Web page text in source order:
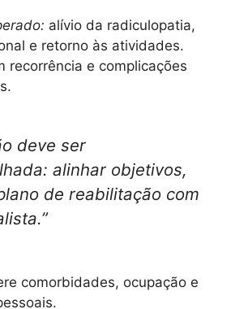
alívio da radiculopatia,
e retorno às atividades.
recorrência e complicações
deve ser
alinhar objetivos,
de reabilitação com
comorbidades, ocupação e